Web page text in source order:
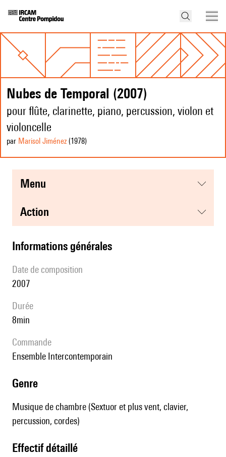
Nubes de Temporal (2007)
pour flûte, clarinette, piano, percussion, violon et
violoncelle
par Marisol Jiménez (1978)
menu
action
informations générales
date de composition
2007
durée
8min
Commande
Ensemble Intercontemporain
genre
Musique de chambre (Sextuor et plus vent, clavier,
percussion, cordes)
effectif détaillé